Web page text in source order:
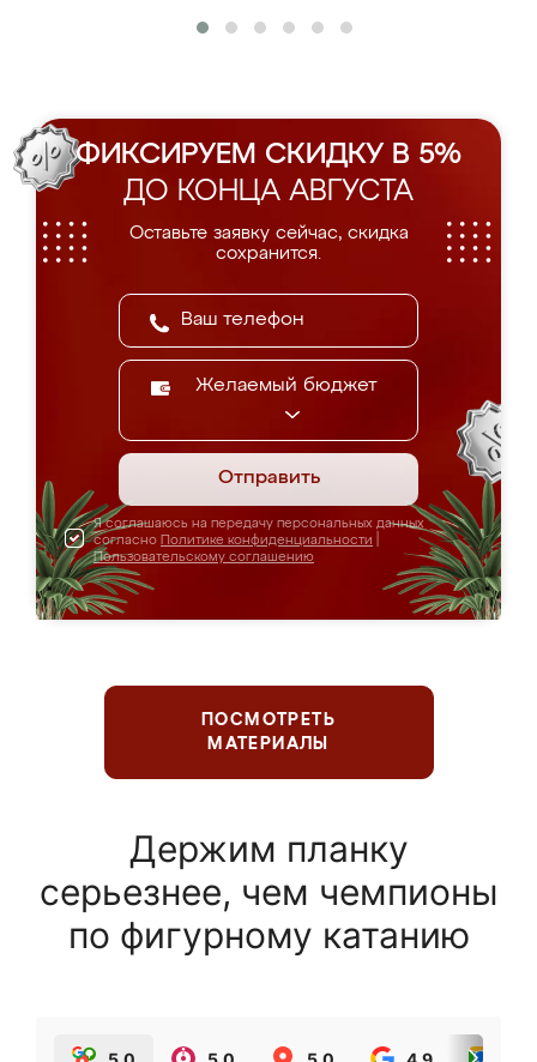
ФИКСИРУЕМ СКИДКУ В 5%
ДО КОНЦА АВГУСТА
Оставьте заявку сейчас, скидка
сохранится.
Желаемый бюджет
Отправить
Я соглашаюсь на передачу персональных данных
согласно Политике конфиденциальности
Пользовательскому соглашению
ПОСМОТРЕТЬ
МАТЕРИАЛЫ
Держим планку
серьезнее, чем чемпионы
по фигурному катанию